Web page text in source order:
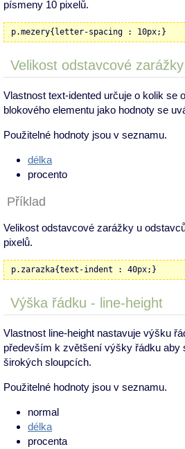
písmeny 10 pixelů.
p.mezery{letter-spacing : 10px;}
Velikost odstavcové
Vlastnost text-idented určuje o kolik se
blokového elementu jako hodnoty se
Použitelné hodnoty jsou v seznamu.
délka
procento
Příklad
Velikost odstavcové zarážky u
pixelů.
p.zarazka{text-indent : 40px;}
Výška řádku - line-height
Vlastnost line-height nastavuje výšku
především k zvětšení výšky řádku aby
širokých sloupcích.
Použitelné hodnoty jsou v seznamu.
normal
délka
procenta